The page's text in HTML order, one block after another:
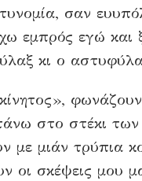
σαν
εμπρός εγώ και
κι ο
στο στέκι
με μιάν τρύπια
οι σκέψεις μου